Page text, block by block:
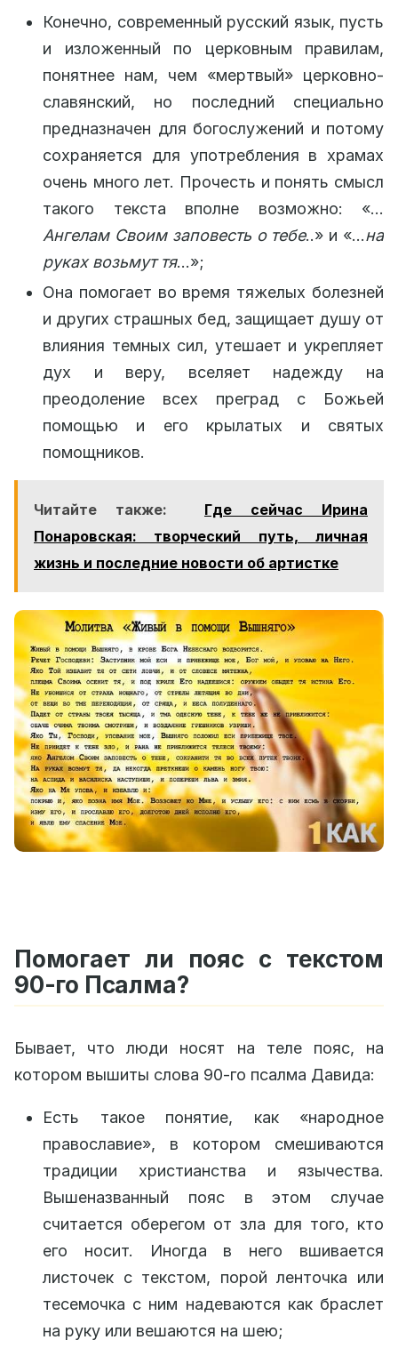
Конечно, современный русский язык, пусть
и изложенный по церковным правилам,
понятнее нам, чем «мертвый» церковно-
славянский, но последний специально
предназначен для богослужений и потому
сохраняется для употребления в храмах
очень много лет. Прочесть и понять смысл
такого текста вполне возможно: «…
Ангелам Своим заповесть о тебе..» и «…на
руках возьмут тя…»;
Она помогает во время тяжелых болезней
и других страшных бед, защищает душу от
влияния темных сил, утешает и укрепляет
дух и веру, вселяет надежду на
преодоление всех преград с Божьей
помощью и его крылатых и святых
помощников.
Читайте также:
Где сейчас Ирина
Понаровская: творческий путь, личная
жизнь и последние новости об артистке
Помогает ли пояс с текстом
90-го Псалма?
Бывает, что люди носят на теле пояс, на
котором вышиты слова 90-го псалма Давида:
Есть такое понятие, как «народное
православие», в котором смешиваются
традиции христианства и язычества.
Вышеназванный пояс в этом случае
считается оберегом от зла для того, кто
его носит. Иногда в него вшивается
листочек с текстом, порой ленточка или
тесемочка с ним надеваются как браслет
на руку или вешаются на шею;